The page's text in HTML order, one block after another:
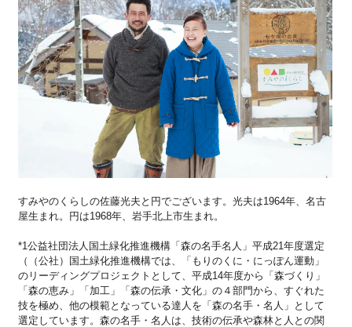
すみやのくらしの佐藤光夫と円でございます。光夫は1964年、名古
屋生まれ。円は1968年、岩手北上市生まれ。
*1公益社団法人国土緑化推進機構「森の名手名人」平成21年度選定
（（公社）国土緑化推進機構では、「もりのくに・にっぽん運動」
のリーディングプロジェクトとして、平成14年度から「森づくり」
「森の恵み」「加工」「森の伝承・文化」の４部門から、すぐれた
技を極め、他の模範となっている達人を「森の名手・名人」として
選定しています。森の名手・名人は、技術の伝承や森林と人との関